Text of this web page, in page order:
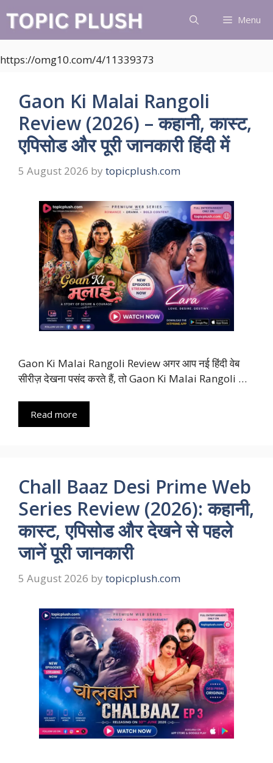
content
Menu
https://omg10.com/4/11339373
Gaon Ki Malai Rangoli
Review (2026) – कहानी, कास्ट,
एपिसोड और पूरी जानकारी हिंदी में
5 August 2026 by topicplush.com
Gaon Ki Malai Rangoli Review अगर आप नई हिंदी वेब
सीरीज़ देखना पसंद करते हैं, तो Gaon Ki Malai Rangoli …
Read more
Chall Baaz Desi Prime Web
Series Review (2026): कहानी,
कास्ट, एपिसोड और देखने से पहले
जानें पूरी जानकारी
5 August 2026 by topicplush.com